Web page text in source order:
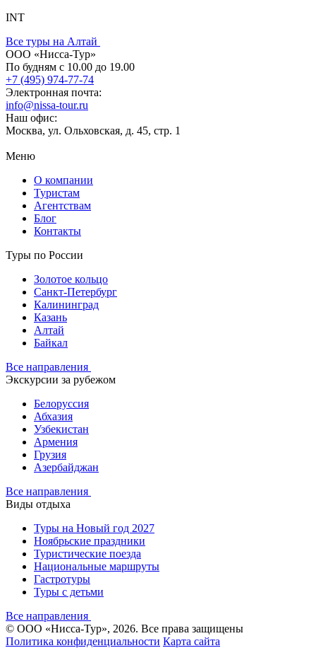
INT
Все туры на Алтай
ООО «Нисса-Тур»
По будням с 10.00 до 19.00
+7 (495) 974-77-74
Электронная почта:
info@nissa-tour.ru
Наш офис:
Москва, ул. Ольховская, д. 45, стр. 1
Меню
О компании
Туристам
Агентствам
Блог
Контакты
Туры по России
Золотое кольцо
Санкт-Петербург
Калининград
Казань
Алтай
Байкал
Все направления
Экскурсии за рубежом
Белоруссия
Абхазия
Узбекистан
Армения
Грузия
Азербайджан
Все направления
Виды отдыха
Туры на Новый год 2027
Ноябрьские праздники
Туристические поезда
Национальные маршруты
Гастротуры
Туры с детьми
Все направления
© ООО «Нисса-Тур», 2026. Все права защищены
Политика конфиденциальности Карта сайта